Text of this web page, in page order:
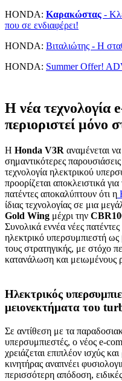
HONDA: Καρακώστας -
που σε ενδιαφέρει!
HONDA: Βιταλιώτης - Η
HONDA: Summer Offer!
Η νέα τεχνολογία
περιοριστεί μόνο
Η Honda V3R αναμένεται
σημαντικότερες
τεχνολογία ηλεκτρικού
προορίζεται αποκλειστικά
πατέντες αποκαλύπτουν ότι η
ίδιας τεχνολογίας σε μια
Gold Wing μέχρι την
Συνολικά εννέα νέες
ηλεκτρικό υπερσυμπιεστή ως
τους στρατηγικής, με στόχο
κατανάλωση και μειωμένους
Ηλεκτρικός
μειονεκτήματα του
Σε αντίθεση με τα
υπερσυμπιεστές, ο νέος e-
χρειάζεται επιπλέον ισχύς
κινητήρας αναπνέει
περισσότερη απόδοση,